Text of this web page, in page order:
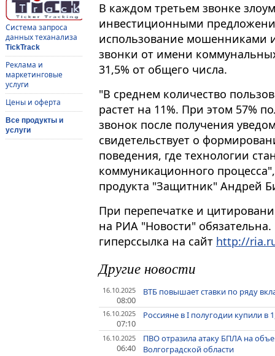
Система запроса
данных теханализа
TickTrack
Реклама и
маркетинговые
услуги
Цены и оферта
Все продукты и
услуги
В каждом третьем звонке
инвестиционными
использование мошенниками
звонки от имени
31,5% от общего числа.
"В среднем количество
растет на 11%. При этом 57%
звонок после получения
свидетельствует о
поведения, где технологии
коммуникационного
продукта "Защитник" Андрей
При перепечатке и
на РИА "Новости"
гиперссылка на сайт http://
Другие новости
16.10.2025
08:00
ВТБ повышает ставки по ряду
16.10.2025
07:10
Россияне в I полугодии купили в
16.10.2025
06:40
ПВО отразила атаку БПЛА на
Волгоградской области